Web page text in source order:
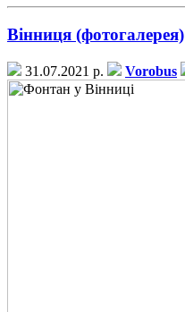
Вінниця (фотогалерея)
31.07.2021 р. Vorobus